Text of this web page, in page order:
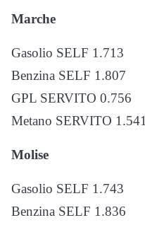
Marche
Gasolio SELF 1.713
Benzina SELF 1.807
GPL SERVITO 0.756
Metano SERVITO 1.541
Molise
Gasolio SELF 1.743
Benzina SELF 1.836